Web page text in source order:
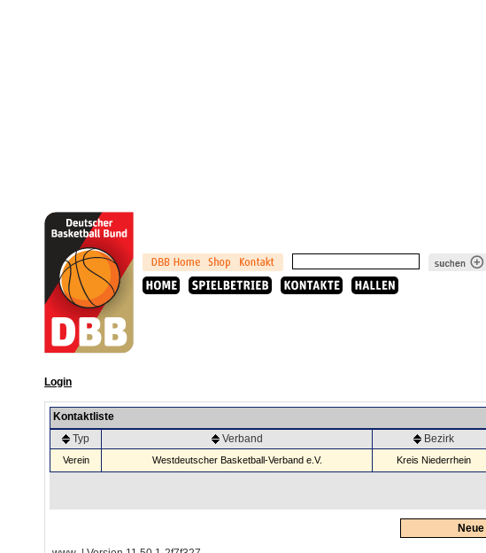
Login
Kontaktliste
Typ
Verband Bezirk
Verein Westdeutscher Basketball-Verband e.V. Kreis Niederrhein